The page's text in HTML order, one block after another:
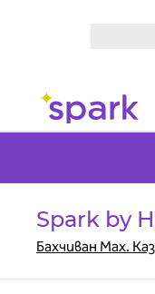
Отваряне
Spark by
Бахчиван Мах.